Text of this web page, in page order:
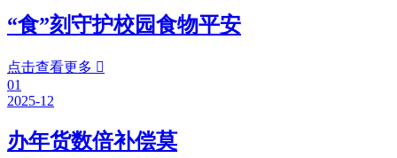
“食”刻守护校园食物平安
点击查看更多 
01
2025-12
办年货数倍补偿莫